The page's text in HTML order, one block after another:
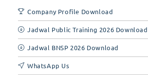
Company Profile Download
Jadwal Public Training 2026 Download
Jadwal BNSP 2026 Download
WhatsApp Us